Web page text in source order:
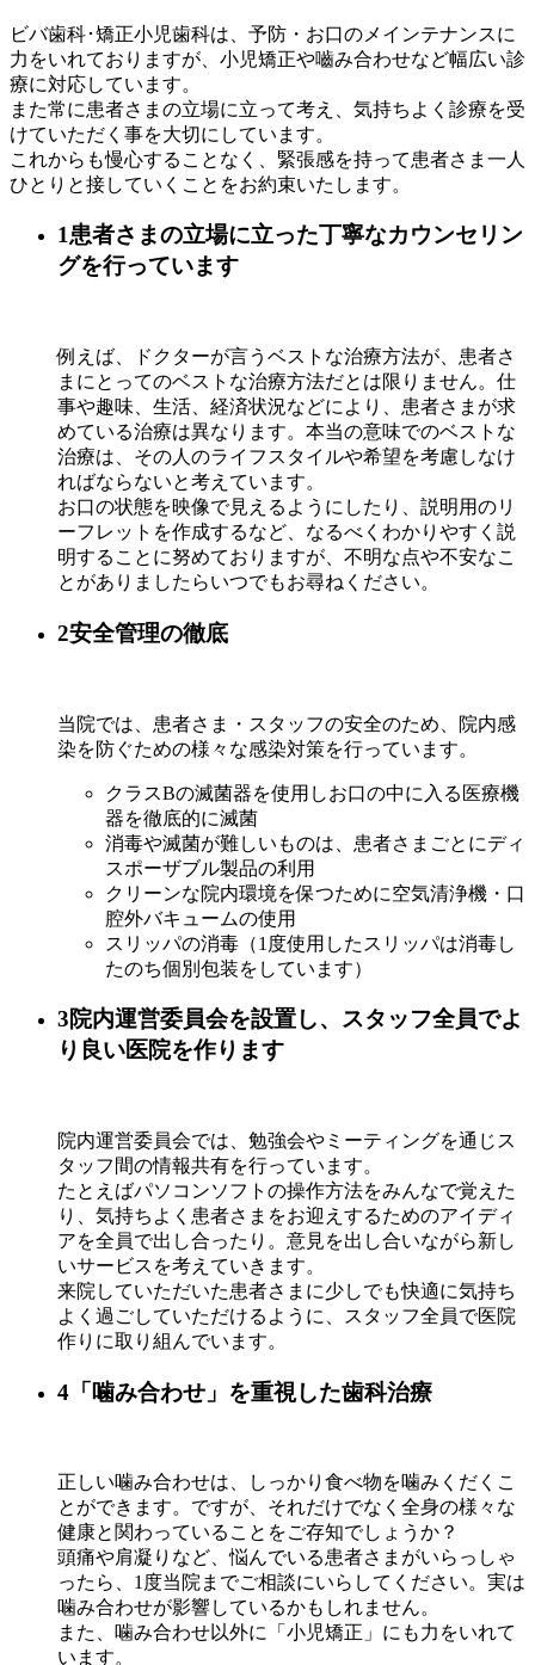
ビバ歯科･矯正小児歯科は、予防・お口のメインテナンスに
力をいれておりますが、小児矯正や嚙み合わせなど幅広い診
療に対応しています。
また常に患者さまの立場に立って考え、気持ちよく診療を受
けていただく事を大切にしています。
これからも慢心することなく、緊張感を持って患者さま一人
ひとりと接していくことをお約束いたします。
1患者さまの立場に立った丁寧なカウンセリン
グを行っています
例えば、ドクターが言うベストな治療方法が、患者さ
まにとってのベストな治療方法だとは限りません。仕
事や趣味、生活、経済状況などにより、患者さまが求
めている治療は異なります。本当の意味でのベストな
治療は、その人のライフスタイルや希望を考慮しなけ
ればならないと考えています。
お口の状態を映像で見えるようにしたり、説明用のリ
ーフレットを作成するなど、なるべくわかりやすく説
明することに努めておりますが、不明な点や不安なこ
とがありましたらいつでもお尋ねください。
2安全管理の徹底
当院では、患者さま・スタッフの安全のため、院内感
染を防ぐための様々な感染対策を行っています。
クラスBの滅菌器を使用しお口の中に入る医療機
器を徹底的に滅菌
消毒や滅菌が難しいものは、患者さまごとにディ
スポーザブル製品の利用
クリーンな院内環境を保つために空気清浄機・口
腔外バキュームの使用
スリッパの消毒（1度使用したスリッパは消毒し
たのち個別包装をしています）
3院内運営委員会を設置し、スタッフ全員でよ
り良い医院を作ります
院内運営委員会では、勉強会やミーティングを通じス
タッフ間の情報共有を行っています。
たとえばパソコンソフトの操作方法をみんなで覚えた
り、気持ちよく患者さまをお迎えするためのアイディ
アを全員で出し合ったり。意見を出し合いながら新し
いサービスを考えていきます。
来院していただいた患者さまに少しでも快適に気持ち
よく過ごしていただけるように、スタッフ全員で医院
作りに取り組んでいます。
4 「噛み合わせ」を重視した歯科治療
正しい噛み合わせは、しっかり食べ物を噛みくだくこ
とができます。ですが、それだけでなく全身の様々な
健康と関わっていることをご存知でしょうか？
頭痛や肩凝りなど、悩んでいる患者さまがいらっしゃ
ったら、1度当院までご相談にいらしてください。実は
噛み合わせが影響しているかもしれません。
また、噛み合わせ以外に「小児矯正」にも力をいれて
います。